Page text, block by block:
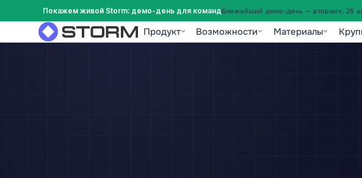
Покажем живой Storm: демо-день для командБлижайший демо-день — вторник, 25
Продукт Возможности Материалы